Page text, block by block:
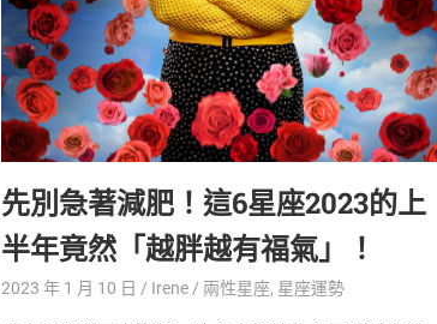
先別急著減肥！這6星座2023的上
半年竟然「越胖越有福氣」！
2023 年 1 月 10 日 Irene 兩性星座, 星座運勢